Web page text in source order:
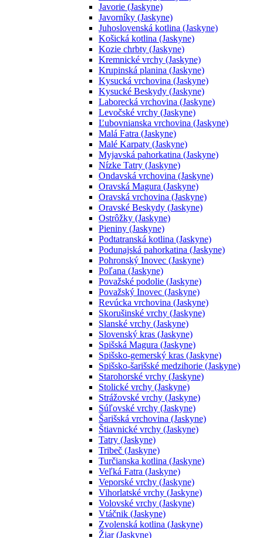
Javorie (Jaskyne)
Javorníky (Jaskyne)
Juhoslovenská kotlina (Jaskyne)
Košická kotlina (Jaskyne)
Kozie chrbty (Jaskyne)
Kremnické vrchy (Jaskyne)
Krupinská planina (Jaskyne)
Kysucká vrchovina (Jaskyne)
Kysucké Beskydy (Jaskyne)
Laborecká vrchovina (Jaskyne)
Levočské vrchy (Jaskyne)
Ľubovnianska vrchovina (Jaskyne)
Malá Fatra (Jaskyne)
Malé Karpaty (Jaskyne)
Myjavská pahorkatina (Jaskyne)
Nízke Tatry (Jaskyne)
Ondavská vrchovina (Jaskyne)
Oravská Magura (Jaskyne)
Oravská vrchovina (Jaskyne)
Oravské Beskydy (Jaskyne)
Ostrôžky (Jaskyne)
Pieniny (Jaskyne)
Podtatranská kotlina (Jaskyne)
Podunajská pahorkatina (Jaskyne)
Pohronský Inovec (Jaskyne)
Poľana (Jaskyne)
Považské podolie (Jaskyne)
Považský Inovec (Jaskyne)
Revúcka vrchovina (Jaskyne)
Skorušinské vrchy (Jaskyne)
Slanské vrchy (Jaskyne)
Slovenský kras (Jaskyne)
Spišská Magura (Jaskyne)
Spišsko-gemerský kras (Jaskyne)
Spišsko-šarišské medzihorie (Jaskyne)
Starohorské vrchy (Jaskyne)
Stolické vrchy (Jaskyne)
Strážovské vrchy (Jaskyne)
Súľovské vrchy (Jaskyne)
Šarišská vrchovina (Jaskyne)
Štiavnické vrchy (Jaskyne)
Tatry (Jaskyne)
Tribeč (Jaskyne)
Turčianska kotlina (Jaskyne)
Veľká Fatra (Jaskyne)
Veporské vrchy (Jaskyne)
Vihorlatské vrchy (Jaskyne)
Volovské vrchy (Jaskyne)
Vtáčnik (Jaskyne)
Zvolenská kotlina (Jaskyne)
Žiar (Jaskyne)